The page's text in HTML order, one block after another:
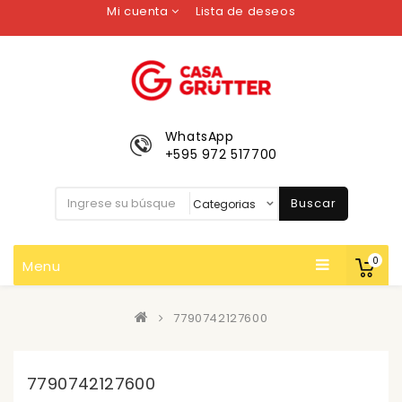
Mi cuenta Lista de deseos
0
WhatsApp
+595 972 517700
Buscar
Menu
7790742127600
7790742127600